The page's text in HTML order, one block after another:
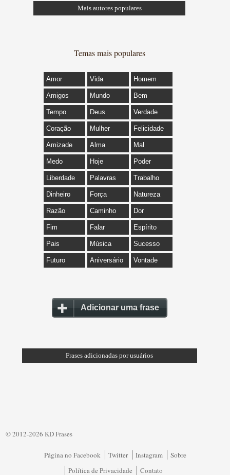
Mais autores populares
Temas mais populares
Amor Vida Homem
Amigos Mundo Bem
Tempo Deus Verdade
Coração Mulher Felicidade
Amizade Alma Mal
Medo Hoje Poder
Liberdade Palavras Trabalho
Dinheiro Força Natureza
Razão Caminho Dor
Fim Falar Espírito
Pais Música Sucesso
Futuro Aniversário Vontade
Adicionar uma frase
Frases adicionadas por usuários
© 2012-2026 KD Frases
Página no Facebook Twitter Instagram
Sobre
Política de Privacidade
Contato